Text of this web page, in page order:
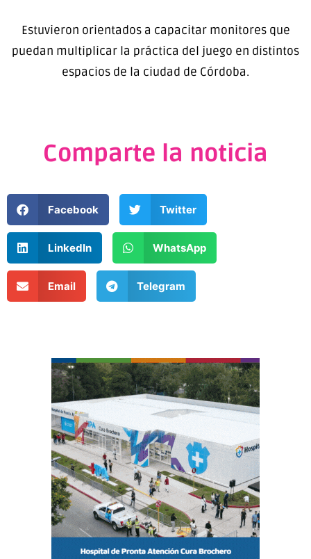
Estuvieron orientados a capacitar monitores que
puedan multiplicar la práctica del juego en distintos
espacios de la ciudad de Córdoba.
Comparte la noticia
Facebook Twitter
LinkedIn WhatsApp
Email Telegram